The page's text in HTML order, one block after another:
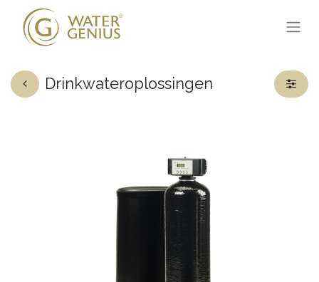
Drinkwateroplossingen